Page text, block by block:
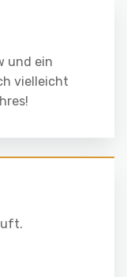
und ein
vielleicht